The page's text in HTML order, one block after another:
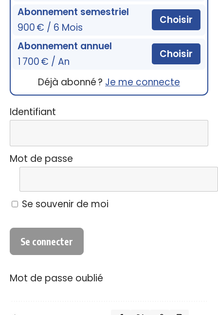
Abonnement semestriel
900 € / 6 Mois
Choisir
Abonnement annuel
1 700 € / An
Choisir
Déjà abonné ? Je me connecte
Identifiant
Mot de passe
Se souvenir de moi
Mot de passe oublié